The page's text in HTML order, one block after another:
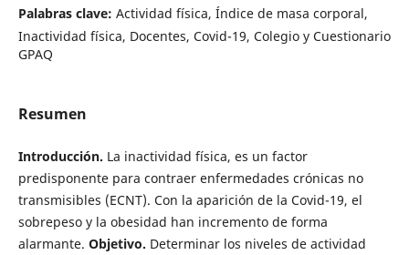
Palabras clave: Actividad física, Índice de masa corporal,
Inactividad física, Docentes, Covid-19, Colegio y Cuestionario
GPAQ
Resumen
Introducción. La inactividad física, es un factor
predisponente para contraer enfermedades crónicas no
transmisibles (ECNT). Con la aparición de la Covid-19, el
sobrepeso y la obesidad han incremento de forma
alarmante. Objetivo. Determinar los niveles de actividad